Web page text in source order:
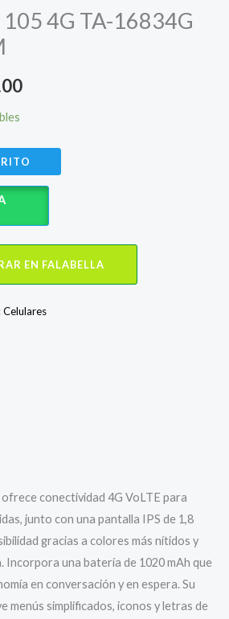
4G TA-16834G
El
actual
es:
EN FALABELLA
Celulares
conectividad 4G VoLTE para
junto con una pantalla IPS de 1,8
gracias a colores más nítidos y
Incorpora una batería de 1020 mAh que
en conversación y en espera. Su
menús simplificados, iconos y letras de